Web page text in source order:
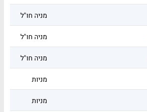
מניה חו"ל
מניה חו"ל
מניה חו"ל
מניות
מניות